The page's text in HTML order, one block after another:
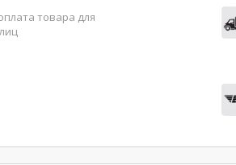
товара для